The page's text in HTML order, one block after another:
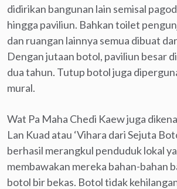
didirikan bangunan lain semisal
hingga paviliun. Bahkan toilet
dan ruangan lainnya semua dibuat
Dengan jutaan botol, paviliun besar
dua tahun. Tutup botol juga
mural.
Wat Pa Maha Chedi Kaew juga
Lan Kuad atau ‘Vihara dari Sejuta
berhasil merangkul penduduk lokal
membawakan mereka bahan-bahan
botol bir bekas. Botol tidak